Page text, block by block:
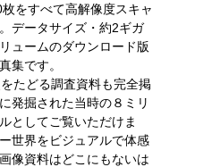
をすべて高解像度スキャ
データサイズ・約2ギガ
ュームのダウンロード版
集です。
たどる調査資料も完全掲
発掘された当時の８ミリ
としてご覧いただけま
世界をビジュアルで体感
像資料はどこにもないは